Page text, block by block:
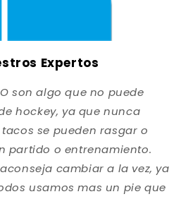
Expertos
son algo que no puede
hockey, ya que nunca
se pueden rasgar o
partido o entrenamiento.
cambiar a la vez, ya
usamos mas un pie que